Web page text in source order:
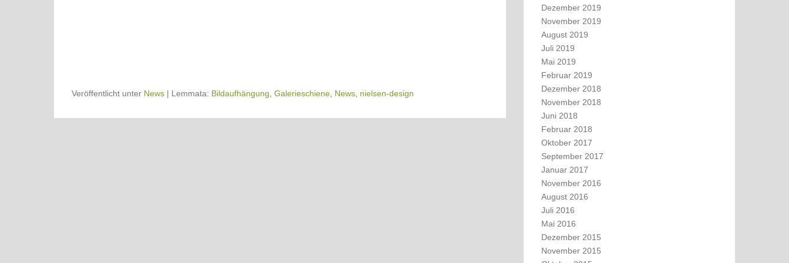
Veröffentlicht unter News | Lemmata: Bildaufhängung Galerieschiene News nielsen-design
Dezember 2019
November 2019
August 2019
Juli 2019
Mai 2019
Februar 2019
Dezember 2018
November 2018
Juni 2018
Februar 2018
Oktober 2017
September 2017
Januar 2017
November 2016
August 2016
Juli 2016
Mai 2016
Dezember 2015
November 2015